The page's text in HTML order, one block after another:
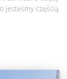
jesteśmy częścią